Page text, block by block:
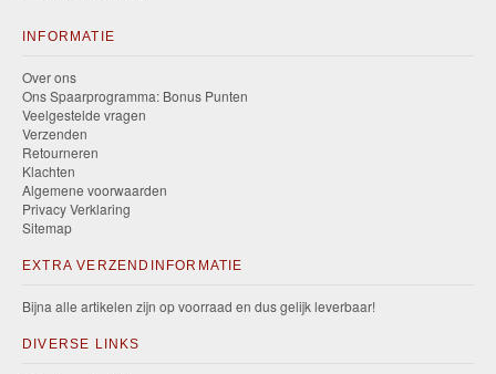
INFORMATIE
Over ons
Ons Spaarprogramma: Bonus Punten
Veelgestelde vragen
Verzenden
Retourneren
Klachten
Algemene voorwaarden
Privacy Verklaring
Sitemap
EXTRA VERZENDINFORMATIE
Bijna alle artikelen zijn op voorraad en dus gelijk leverbaar!
DIVERSE LINKS